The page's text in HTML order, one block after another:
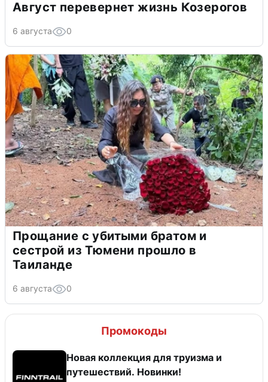
Август перевернет жизнь Козерогов
6 августа 0
Прощание с убитыми братом и
сестрой из Тюмени прошло в
Таиланде
6 августа 0
Промокоды
Новая коллекция для труизма и
путешествий. Новинки!